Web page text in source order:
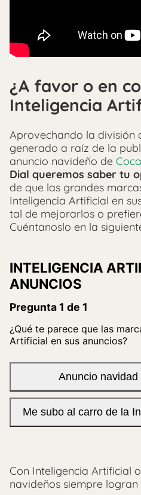
¿A favor o en
Inteligencia
Aprovechando la división
generado a raíz de la
anuncio navideño de
Dial queremos saber tu
de que las grandes
Inteligencia Artificial en
tal de mejorarlos o
Cuéntanoslo en la
Con Inteligencia Artificial
navideños siempre